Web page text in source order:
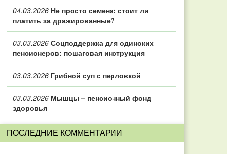
04.03.2026 Не просто семена: стоит ли
платить за дражированные?
03.03.2026 Соцподдержка для одиноких
пенсионеров: пошаговая инструкция
03.03.2026 Грибной суп с перловкой
03.03.2026 Мышцы – пенсионный фонд
здоровья
ПОСЛЕДНИЕ КОММЕНТАРИИ